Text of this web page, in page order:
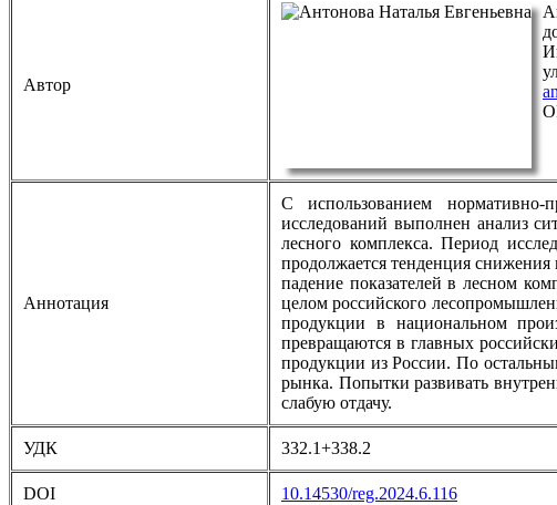
Автор
Аннотация
С использованием нормативно-
исследований выполнен анализ
лесного комплекса. Период
продолжается тенденция
падение показателей в лесном
целом российского
продукции в национальном
превращаются в главных
продукции из России. По
рынка. Попытки развивать
слабую отдачу.
УДК 332.1+338.2
DOI 10.14530/reg.2024.6.116